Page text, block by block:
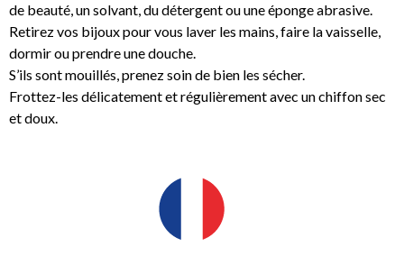
de beauté, un solvant, du détergent ou une éponge abrasive.
Retirez vos bijoux pour vous laver les mains, faire la vaisselle,
dormir ou prendre une douche.
S’ils sont mouillés, prenez soin de bien les sécher.
Frottez-les délicatement et régulièrement avec un chiffon sec
et doux.